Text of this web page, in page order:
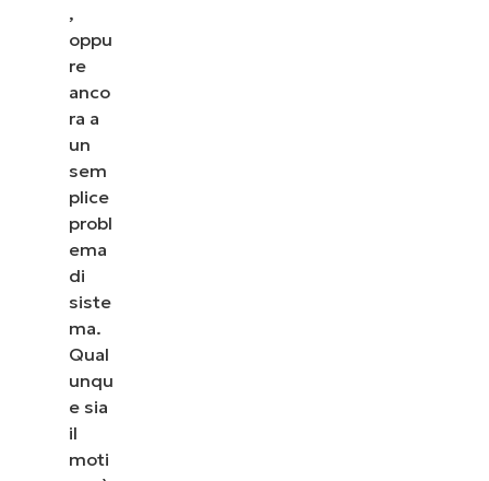
,
oppu
re
anco
ra a
un
sem
plice
probl
ema
di
siste
ma.
Qual
unqu
e sia
il
moti
Guarda NinjaOne in
Dai un’occhiata alle nostre demo on-demand per